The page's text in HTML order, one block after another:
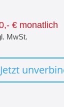
€ monatlich
MwSt.
Jetzt